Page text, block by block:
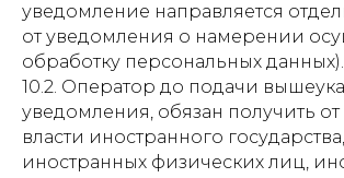
уведомление направляется
от уведомления о намерении
обработку персональных данных).
10.2. Оператор до подачи
уведомления, обязан получить
власти иностранного государства,
иностранных физических лиц,